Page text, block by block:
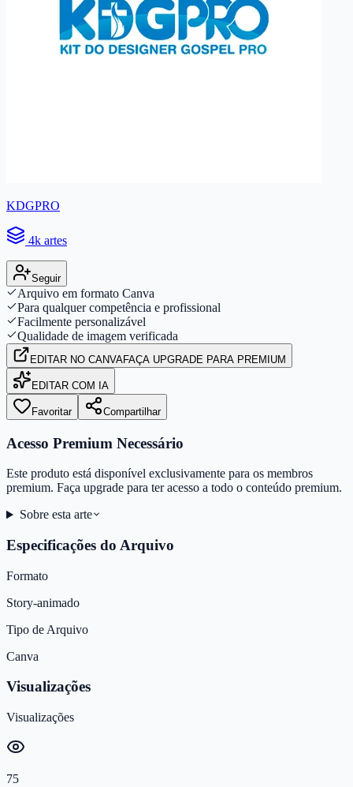
KDGPRO
4k artes
Seguir
Arquivo em formato Canva
Para qualquer competência e profissional
Facilmente personalizável
Qualidade de imagem verificada
EDITAR NO CANVAFAÇA UPGRADE PARA PREMIUM
EDITAR COM IA
Favoritar Compartilhar
Acesso Premium Necessário
Este produto está disponível exclusivamente para os membros
premium. Faça upgrade para ter acesso a todo o conteúdo premium.
Sobre esta arte
Especificações do Arquivo
Formato
Story-animado
Tipo de Arquivo
Canva
Visualizações
Visualizações
75